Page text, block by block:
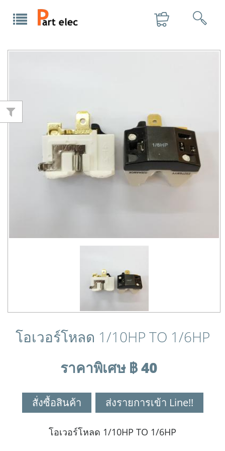
โอเวอร์โหลด 1/10HP TO 1/6HP
ราคาพิเศษ ฿ 40
สั่งซื้อสินค้า ส่งรายการเข้า Line!!
โอเวอร์โหลด 1/10HP TO 1/6HP